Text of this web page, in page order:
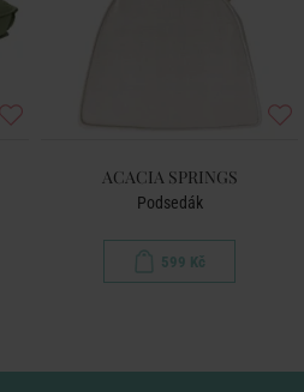
ACACIA SPRINGS
Podsedák
599 Kč